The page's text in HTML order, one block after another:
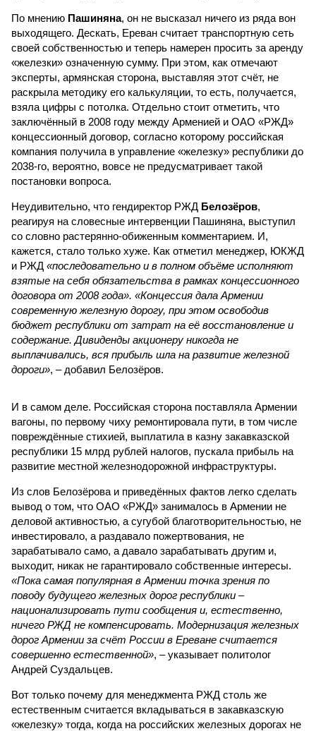
По мнению Пашиняна, он не высказал ничего из ряда вон
выходящего. Дескать, Ереван считает транспортную сеть
своей собственностью и теперь намерен просить за аренду
«железки» означенную сумму. При этом, как отмечают
эксперты, армянская сторона, выставляя этот счёт, не
раскрыла методику его калькуляции, то есть, получается,
взяла цифры с потолка. Отдельно стоит отметить, что
заключённый в 2008 году между Арменией и ОАО «РЖД»
концессионный договор, согласно которому российская
компания получила в управление «железку» республики до
2038-го, вероятно, вовсе не предусматривает такой
постановки вопроса.
Неудивительно, что гендиректор РЖД Белозёров,
реагируя на словесные интервенции Пашиняна, выступил
со словно растерянно-обиженным комментарием. И,
кажется, стало только хуже. Как отметил менеджер, ЮКЖД
и РЖД «последовательно и в полном объёме исполняют
взятые на себя обязательства в рамках концессионного
договора от 2008 года». «Концессия дала Армении
современную железную дорогу, при этом освободив
бюджет республики от затрат на её восстановление и
содержание. Дивиденды акционеру никогда не
выплачивались, вся прибыль шла на развитие железной
дороги», – добавил Белозёров.
И в самом деле. Российская сторона поставляла Армении
вагоны, по первому чиху ремонтировала пути, в том числе
повреждённые стихией, выплатила в казну закавказской
республики 15 млрд рублей налогов, пускала прибыль на
развитие местной железнодорожной инфраструктуры.
Из слов Белозёрова и приведённых фактов легко сделать
вывод о том, что ОАО «РЖД» занималось в Армении не
деловой активностью, а сугубой благотворительностью, не
инвестировало, а раздавало пожертвования, не
зарабатывало само, а давало зарабатывать другим и,
выходит, никак не гарантировало собственные интересы.
«Пока самая популярная в Армении точка зрения по
поводу будущего железных дорог рес­публики –
национализировать пути сообщения и, естественно,
ничего РЖД не компенсировать. Модернизация железных
дорог Армении за счёт России в Ереване считается
совершенно естественной», – указывает политолог
Андрей Суздальцев.
Вот только почему для менеджмента РЖД столь же
естественным считается вкладываться в закавказскую
«железку» тогда, когда на российских железных дорогах не